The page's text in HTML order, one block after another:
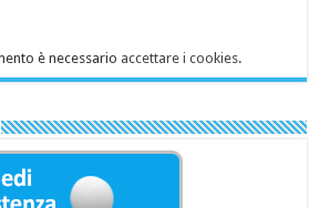
è necessario accettare i cookies.